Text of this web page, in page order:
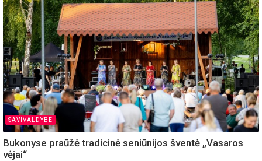
SAVIVALDYBE
Bukonyse praūžė tradicinė seniūnijos šventė „Vasaros
vėjai“